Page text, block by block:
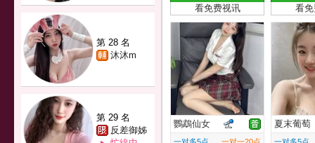
第 28 名
沐沐m
第 29 名
反差御姊
看免费视讯
看
鸚鵡仙女 夏末葡萄